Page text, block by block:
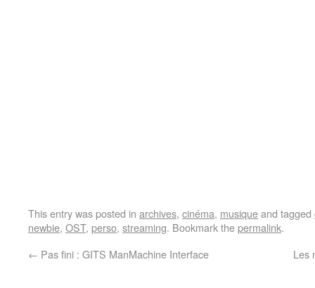
This entry was posted in archives, cinéma, musiqueand tagged
newbie, OST, perso, streaming. Bookmark thepermalink.
← Pas fini : GITS ManMachine Interface Les